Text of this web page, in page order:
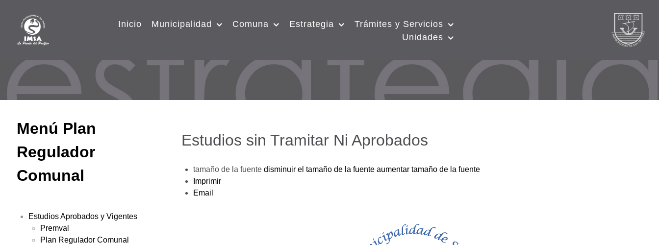
Inicio Municipalidad Comuna Estrategia
Trámites y Servicios
Unidades
Menú Plan
Regulador
Comunal
Estudios Aprobados y Vigentes
Premval
Plan Regulador Comunal
Estudios sin Tramitar Ni Aprobados
tamaño de la fuente disminuir el tamaño de la fuente aumentar tamaño de la fuente
Imprimir
Email